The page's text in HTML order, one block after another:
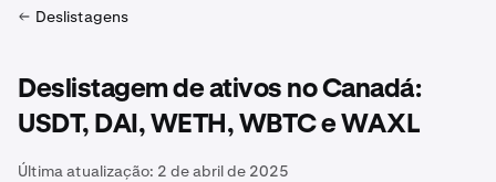
Deslistagens
Deslistagem de ativos no Canadá:
USDT, DAI, WETH, WBTC e WAXL
Última atualização: 2 de abril de 2025